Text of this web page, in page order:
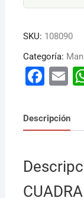
SKU: 108090
Categoría:
F
c
e
o
o
E
ai
l
Descripción